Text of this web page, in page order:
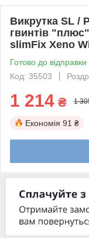
Викрутка SL /
гвинтів
slimFix Xeno
Готово до відправки
Код: 35503
1 214 ₴ 1
Економія 91 ₴